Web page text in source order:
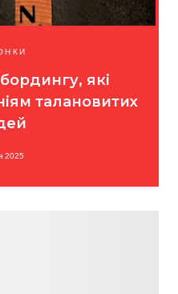
які
талановитих
2025